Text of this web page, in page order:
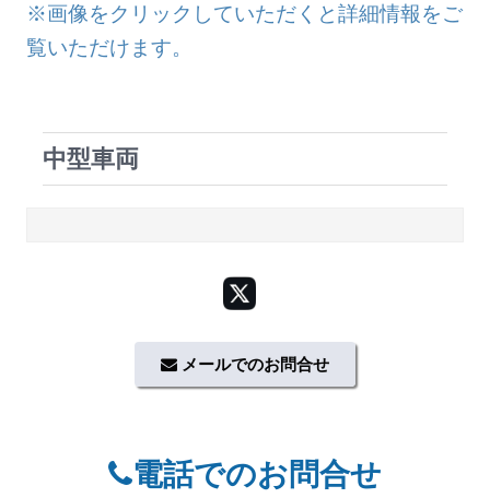
※画像をクリックしていただくと詳細情報をご
覧いただけます。
中型車両
メールでのお問合せ
電話でのお問合せ